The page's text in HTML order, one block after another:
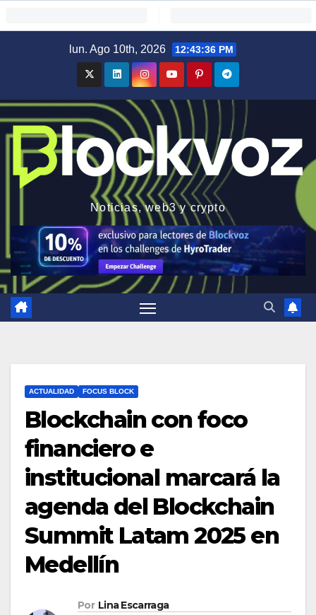
lun. Ago 10th, 2026 12:43:37 PM
Noticias, web3 y crypto
ACTUALIDAD FOCUS BLOCK
Blockchain con foco
financiero e
institucional marcará la
agenda del Blockchain
Summit Latam 2025 en
Medellín
Por Lina Escarraga